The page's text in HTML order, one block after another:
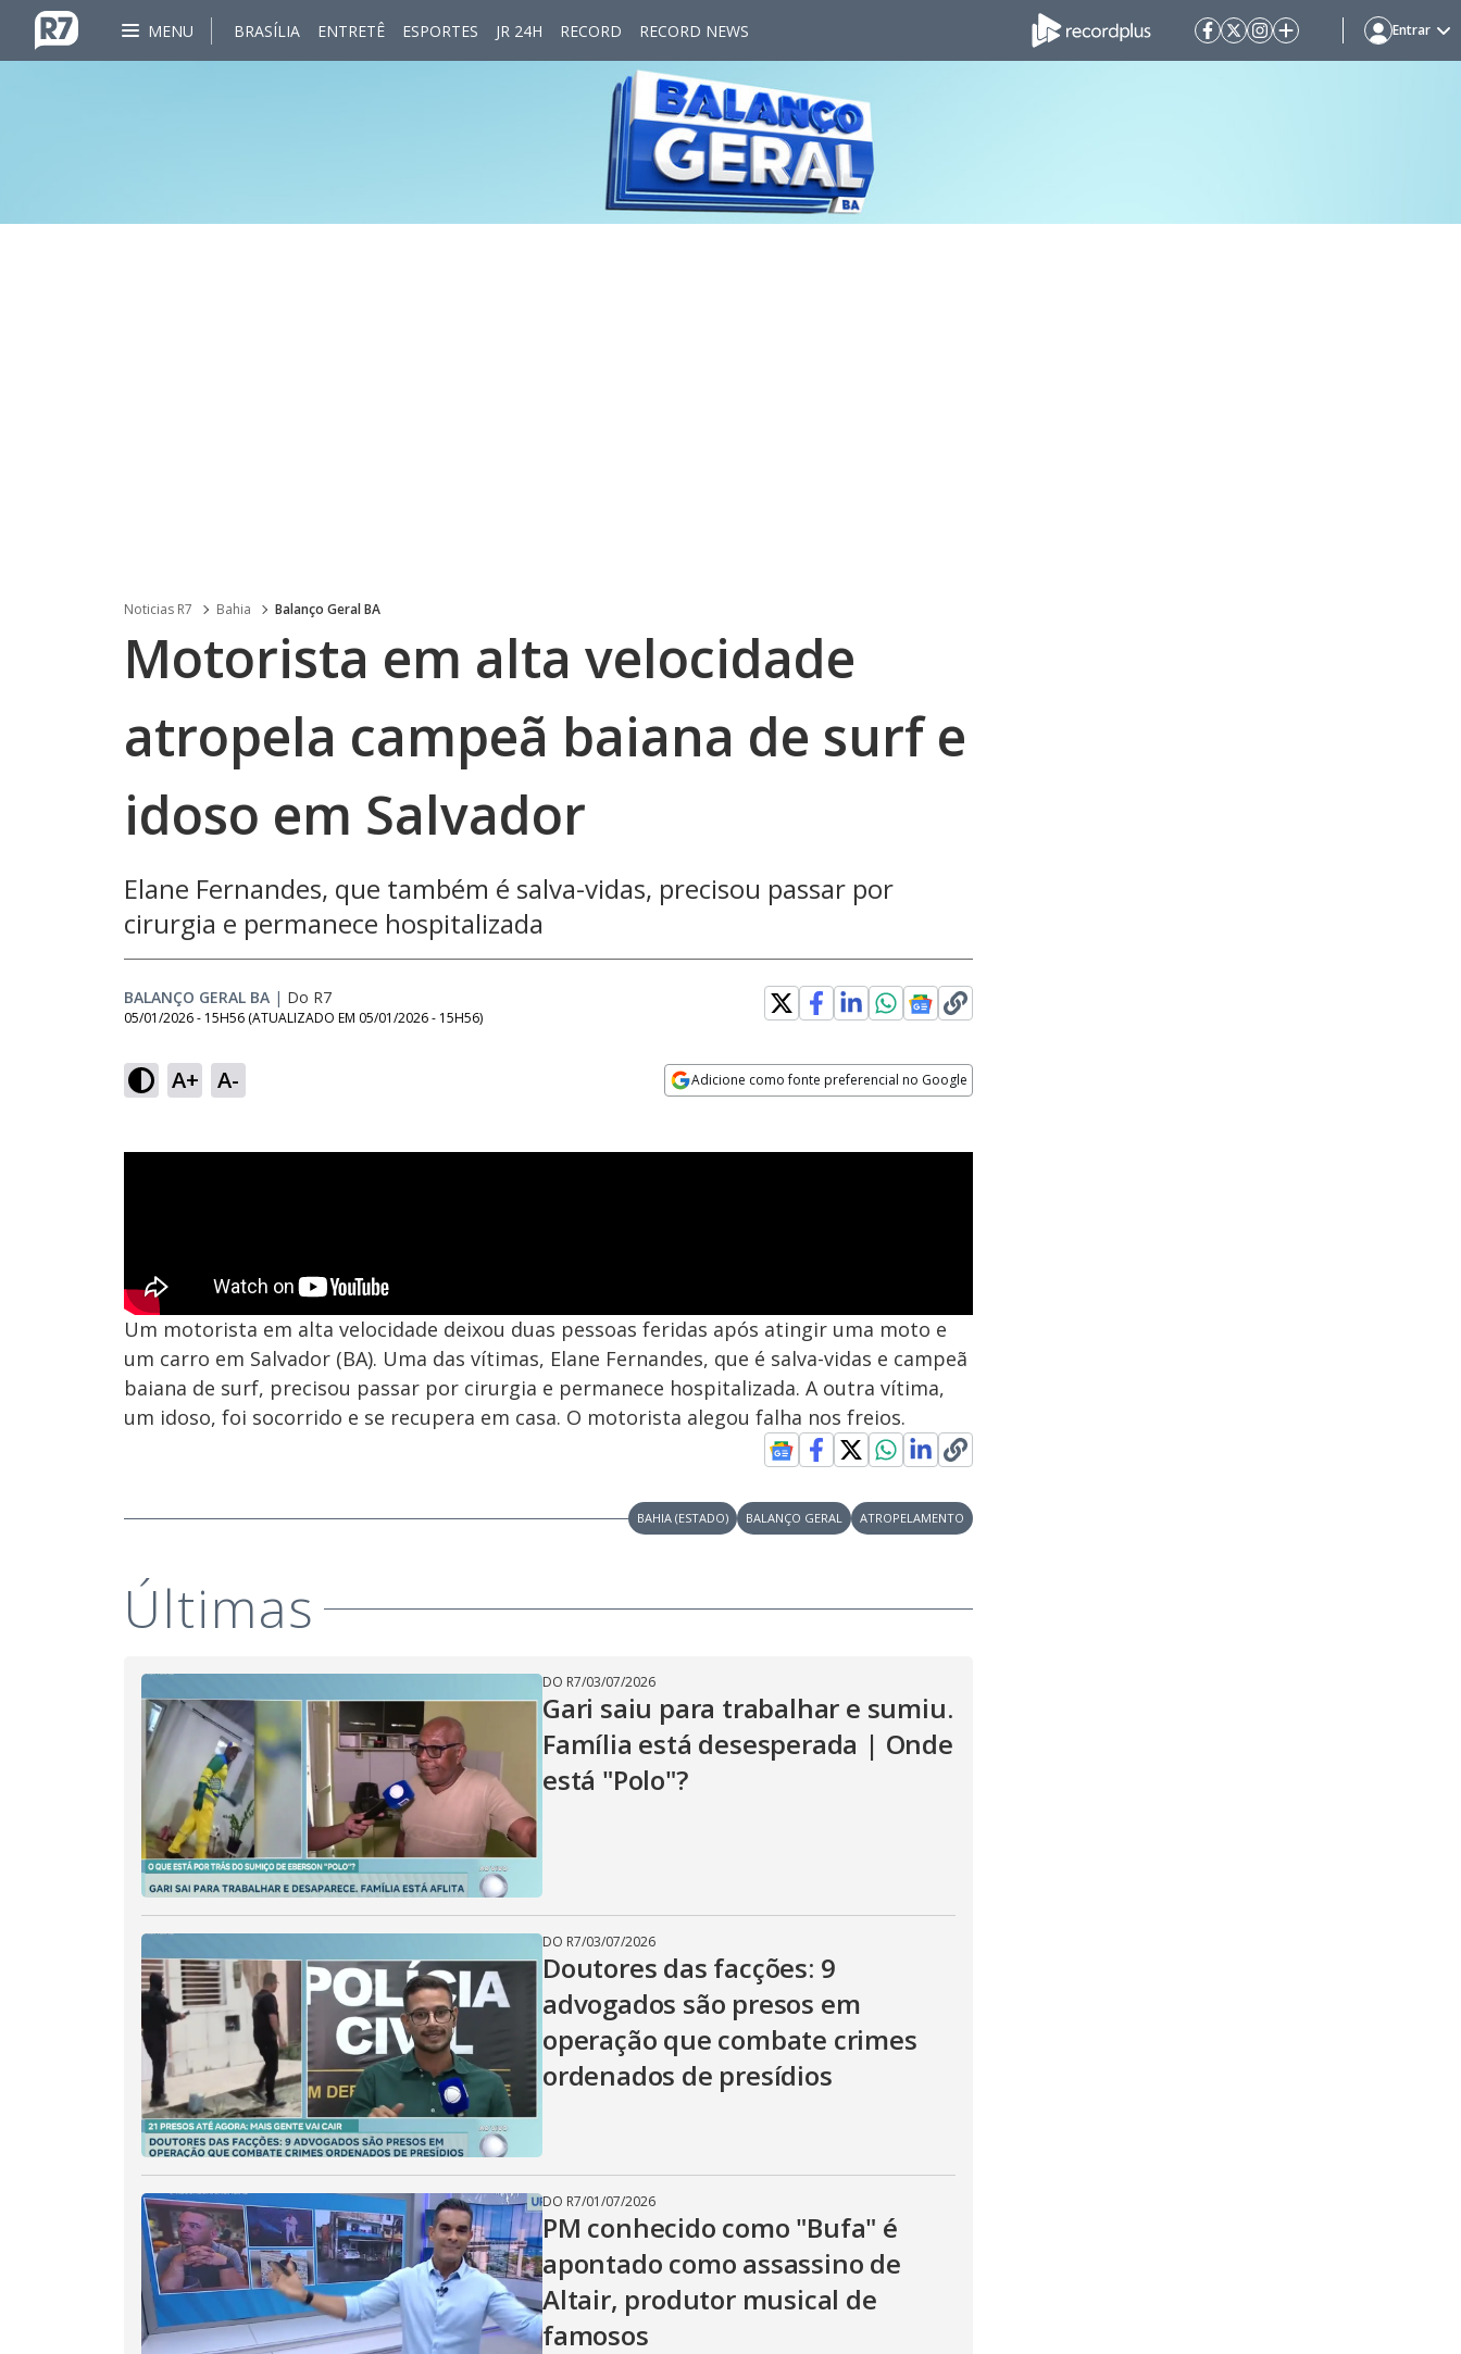
MENU BRASÍLIA ENTRETÊ ESPORTES JR 24H RECORD RECORD NEWS Entrar
Noticias R7 Bahia Balanço Geral BA
Motorista em alta velocidade
atropela campeã baiana de surf e
idoso em Salvador
Elane Fernandes, que também é salva-vidas, precisou passar por
cirurgia e permanece hospitalizada
BALANÇO GERAL BA | Do R7
05/01/2026 - 15H56 (ATUALIZADO EM 05/01/2026 - 15H56)
A+ A- Adicione como fonte preferencial no Google
Um motorista em alta velocidade deixou duas pessoas feridas após atingir uma moto e
um carro em Salvador (BA). Uma das vítimas, Elane Fernandes, que é salva-vidas e campeã
baiana de surf, precisou passar por cirurgia e permanece hospitalizada. A outra vítima,
um idoso, foi socorrido e se recupera em casa. O motorista alegou falha nos freios.
BAHIA (ESTADO) BALANÇO GERAL ATROPELAMENTO
Últimas
DO R7/03/07/2026
Gari saiu para trabalhar e sumiu.
Família está desesperada | Onde
está "Polo"?
DO R7/03/07/2026
Doutores das facções: 9
advogados são presos em
operação que combate crimes
ordenados de presídios
DO R7/01/07/2026
PM conhecido como "Bufa" é
apontado como assassino de
Altair, produtor musical de
famosos